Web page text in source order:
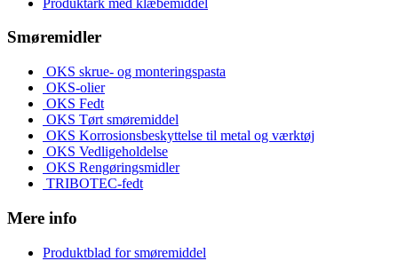
Smøremidler
OKS skrue- og monteringspasta
OKS-olier
OKS Fedt
OKS Tørt smøremiddel
OKS Korrosionsbeskyttelse til metal og værktøj
OKS Vedligeholdelse
OKS Rengøringsmidler
TRIBOTEC-fedt
Mere info
Produktblad for smøremiddel